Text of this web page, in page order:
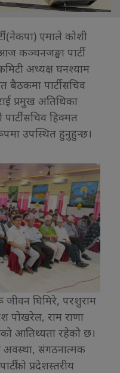
(नेकपा) एमाले कोशी
कञ्चनजङ्घा पार्टी
अध्यक्ष घनश्याम
बैठकमा पार्टी सचिव
प्रमुख अतिथिका
सचिव हिक्मत
उपस्थित हुनुहुन्छ।
जीवन घिमिरे, परशुराम
राम राणा
आतिथ्यता रहेको छ।
संगठनात्मक
प्रदेशस्तरीय